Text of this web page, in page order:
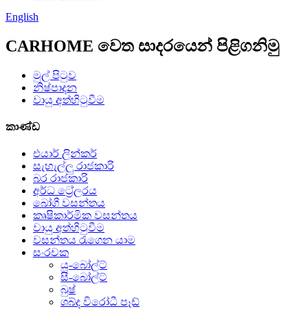
English
CARHOME වෙත සාදරයෙන් පිළිගනිමු
මුල් පිටුව
නිෂ්පාදන
වායු අත්හිටුවීම
කාණ්ඩ
එයාර් ලින්කර්
සැහැල්ලු රාජකාරි
බර රාජකාරි
අර්ධ ට්‍රේලරය
බෝගී වසන්තය
කෘෂිකාර්මික වසන්තය
වායු අත්හිටුවීම
වසන්තය රැගෙන යාම
සංරචක
යූ-බෝල්ට්
සී-බෝල්ට්
බුෂ්
ශබ්ද විරෝධී පෑඩ්